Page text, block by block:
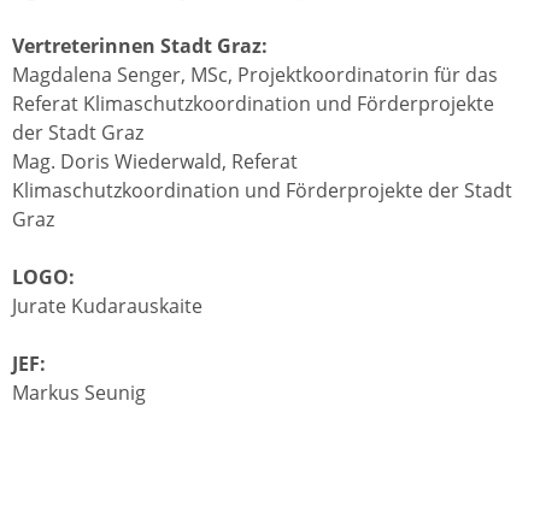
Vertreterinnen Stadt Graz:
Magdalena Senger, MSc, Projektkoordinatorin für das
Referat Klimaschutzkoordination und Förderprojekte
der Stadt Graz
Mag. Doris Wiederwald, Referat
Klimaschutzkoordination und Förderprojekte der Stadt
Graz
LOGO:
Jurate Kudarauskaite
JEF:
Markus Seunig